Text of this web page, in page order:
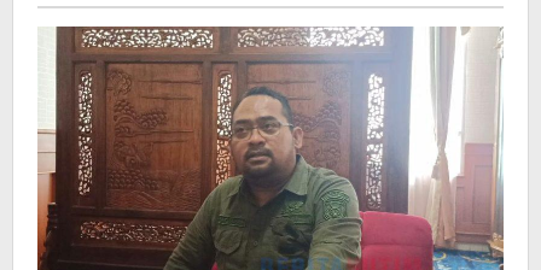
November